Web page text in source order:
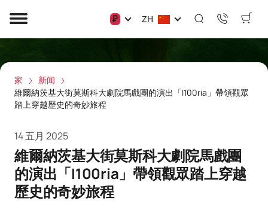
₽ ZH
家
新闻
維爾納茨基大街莫斯科大劇院馬戲團的演出「I100ria」帶領觀眾
踏上穿越歷史的奇妙旅程
14 五月 2025
維爾納茨基大街莫斯科大劇院馬戲團
的演出「I100ria」帶領觀眾踏上穿越
歷史的奇妙旅程